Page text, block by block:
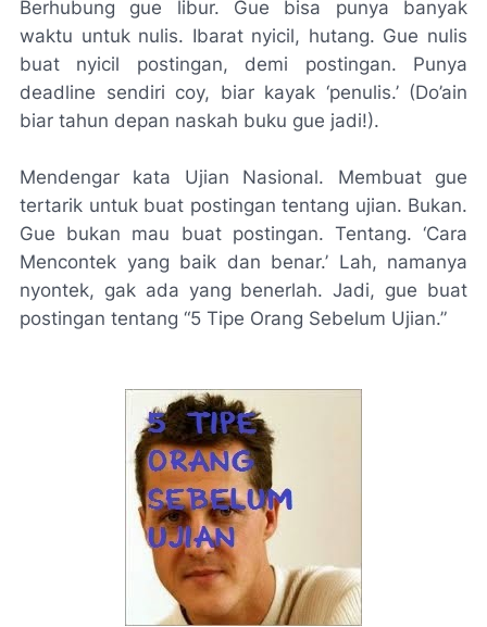
Berhubung gue libur. Gue bisa punya banyak
waktu untuk nulis. Ibarat nyicil, hutang. Gue nulis
buat nyicil postingan, demi postingan. Punya
deadline sendiri coy, biar kayak ‘penulis.’ (Do’ain
biar tahun depan naskah buku gue jadi!).
Mendengar kata Ujian Nasional. Membuat gue
tertarik untuk buat postingan tentang ujian. Bukan.
Gue bukan mau buat postingan. Tentang. ‘Cara
Mencontek yang baik dan benar.’ Lah, namanya
nyontek, gak ada yang benerlah. Jadi, gue buat
postingan tentang “5 Tipe Orang Sebelum Ujian.”